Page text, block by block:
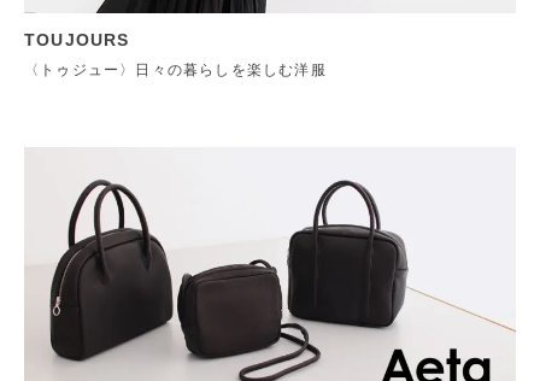
TOUJOURS
〈トゥジュー〉日々の暮らしを楽しむ洋服